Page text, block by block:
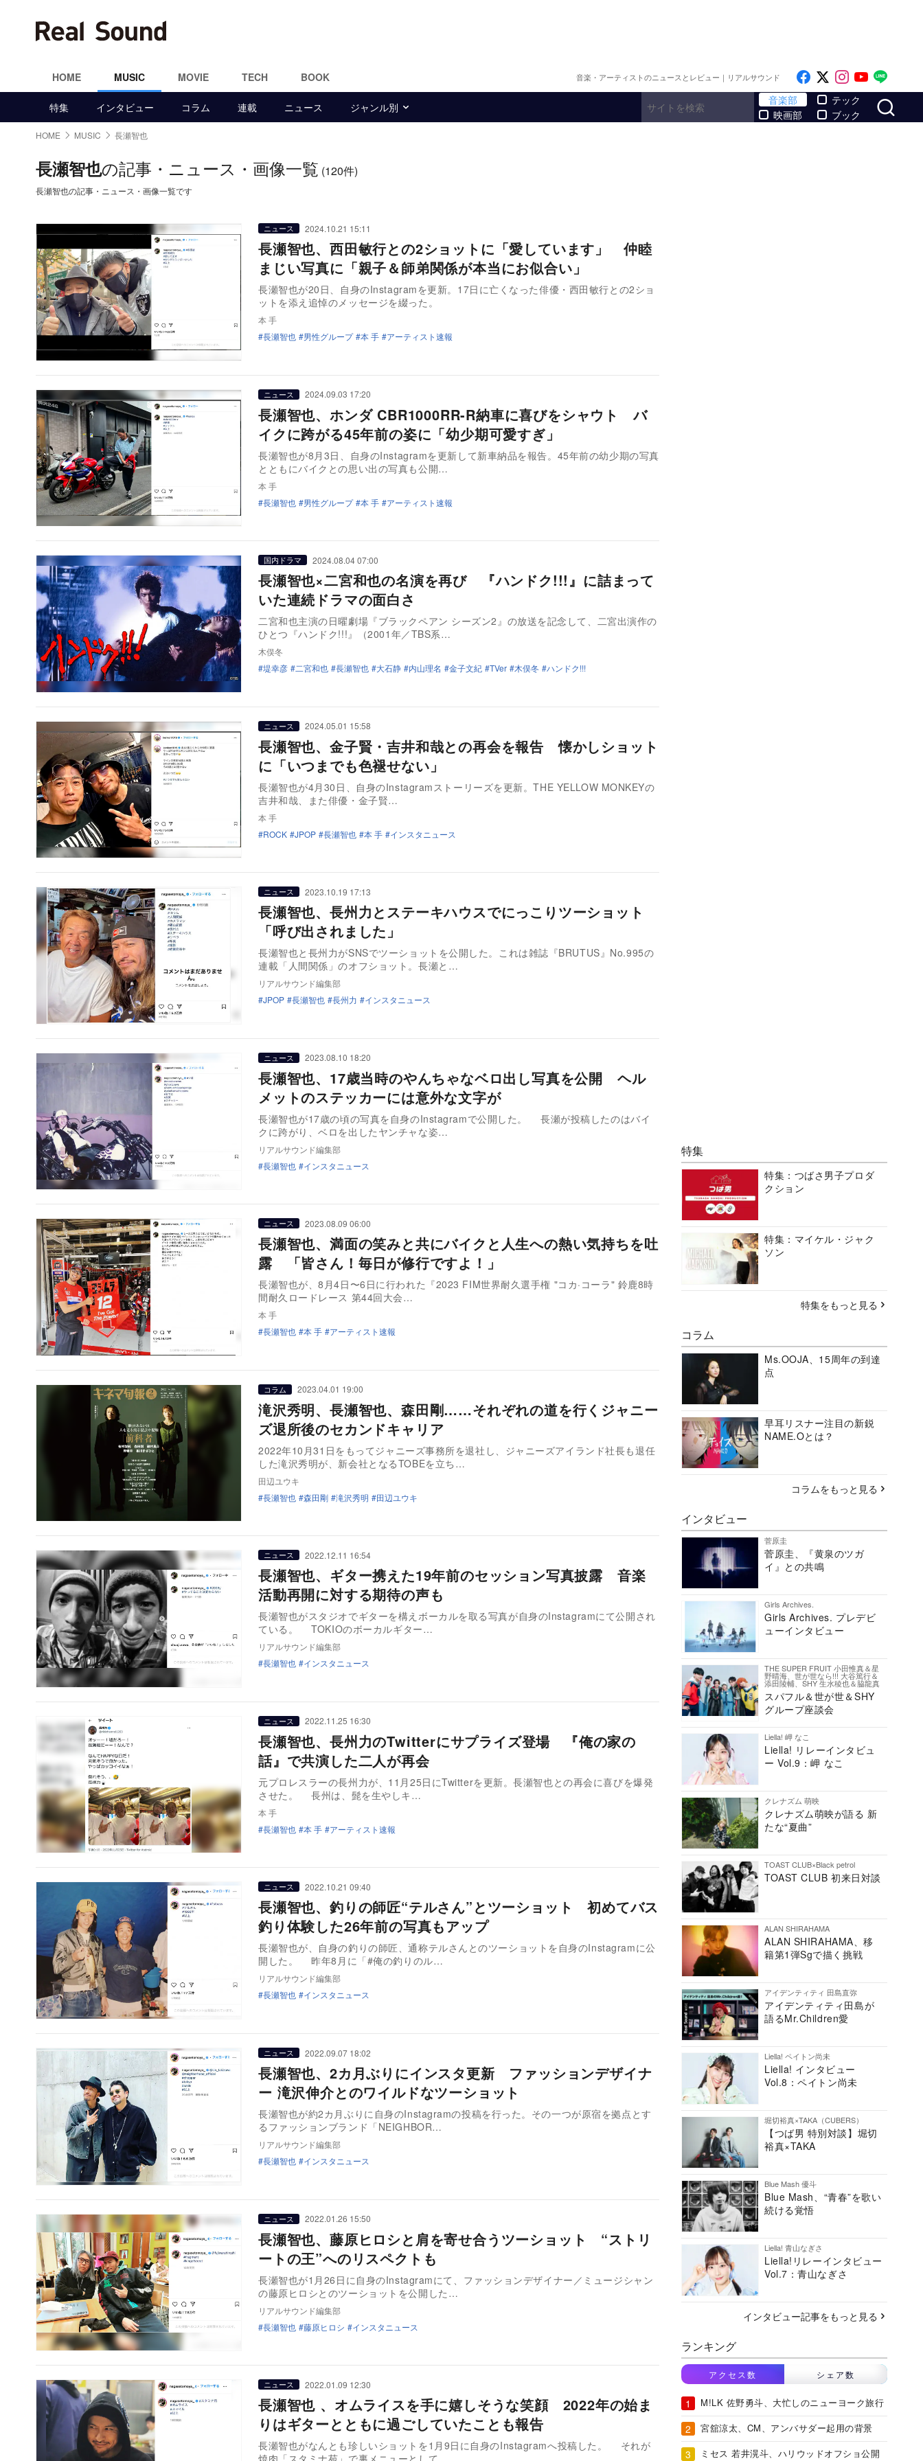
HOME MUSIC MOVIE TECH BOOK 音楽・アーティストのニュースとレビュー｜リアルサウンド Like on Facebook
Follow on x
Follow on
Follow
特集 インタビュー コラム 連載 ニュース ジャンル別
音楽部
映画部
テック
ブック
HOME MUSIC 長瀬智也
長瀬智也の記事・ニュース・画像一覧 (120件)
長瀬智也の記事・ニュース・画像一覧です
ニュース 2024.10.21 15:11
長瀬智也、西田敏行との2ショットに「愛しています」 仲睦
まじい写真に「親子＆師弟関係が本当にお似合い」
長瀬智也が20日、自身のInstagramを更新。17日に亡くなった俳優・西田敏行との2ショ
ットを添え追悼のメッセージを綴った。
本 手
長瀬智也
男性グループ 本 手 アーティスト速報
ニュース 2024.09.03 17:20
長瀬智也、ホンダ CBR1000RR-R納車に喜びをシャウト バ
イクに跨がる45年前の姿に「幼少期可愛すぎ」
長瀬智也が8月3日、自身のInstagramを更新して新車納品を報告。45年前の幼少期の写真
とともにバイクとの思い出の写真も公開…
本 手
長瀬智也
男性グループ 本 手 アーティスト速報
国内ドラマ 2024.08.04 07:00
長瀬智也×二宮和也の名演を再び 『ハンドク!!!』に詰まって
いた連続ドラマの面白さ
二宮和也主演の日曜劇場『ブラックペアン シーズン2』の放送を記念して、二宮出演作の
ひとつ『ハンドク!!!』（2001年／TBS系…
木俣冬
堤幸彦
二宮和也 長瀬智也 大石静 内山理名 金子文紀 TVer 木俣冬 ハンドク!!!
ニュース 2024.05.01 15:58
長瀬智也、金子賢・吉井和哉との再会を報告 懐かしショット
に「いつまでも色褪せない」
長瀬智也が4月30日、自身のInstagramストーリーズを更新。THE YELLOW MONKEYの
吉井和哉、また俳優・金子賢…
本 手
ROCK
JPOP 長瀬智也 本 手 インスタニュース
ニュース 2023.10.19 17:13
長瀬智也、長州力とステーキハウスでにっこりツーショット
「呼び出されました」
長瀬智也と長州力がSNSでツーショットを公開した。これは雑誌『BRUTUS』No.995の
連載「人間関係」のオフショット。長瀬と…
リアルサウンド編集部
JPOP
長瀬智也 長州力 インスタニュース
ニュース 2023.08.10 18:20
長瀬智也、17歳当時のやんちゃなベロ出し写真を公開 ヘル
メットのステッカーには意外な文字が
長瀬智也が17歳の頃の写真を自身のInstagramで公開した。 長瀬が投稿したのはバイ
クに跨がり、ベロを出したヤンチャな姿…
リアルサウンド編集部
長瀬智也
インスタニュース
ニュース 2023.08.09 06:00
長瀬智也、満面の笑みと共にバイクと人生への熱い気持ちを吐
露 「皆さん！毎日が修行ですよ！」
長瀬智也が、8月4日〜6日に行われた『2023 FIM世界耐久選手権 "コカ·コーラ" 鈴鹿8時
間耐久ロードレース 第44回大会…
本 手
長瀬智也
本 手 アーティスト速報
コラム 2023.04.01 19:00
滝沢秀明、長瀬智也、森田剛……それぞれの道を行くジャニー
ズ退所後のセカンドキャリア
2022年10月31日をもってジャニーズ事務所を退社し、ジャニーズアイランド社長も退任
した滝沢秀明が、新会社となるTOBEを立ち…
田辺ユウキ
長瀬智也
森田剛 滝沢秀明 田辺ユウキ
ニュース 2022.12.11 16:54
長瀬智也、ギター携えた19年前のセッション写真披露 音楽
活動再開に対する期待の声も
長瀬智也がスタジオでギターを構えボーカルを取る写真が自身のInstagramにて公開され
ている。 TOKIOのボーカルギター…
リアルサウンド編集部
長瀬智也
インスタニュース
ニュース 2022.11.25 16:30
長瀬智也、長州力のTwitterにサプライズ登場 『俺の家の
話』で共演した二人が再会
元プロレスラーの長州力が、11月25日にTwitterを更新。長瀬智也との再会に喜びを爆発
させた。 長州は、髭を生やしキ…
本 手
長瀬智也
本 手 アーティスト速報
ニュース 2022.10.21 09:40
長瀬智也、釣りの師匠“テルさん”とツーショット 初めてバス
釣り体験した26年前の写真もアップ
長瀬智也が、自身の釣りの師匠、通称テルさんとのツーショットを自身のInstagramに公
開した。 昨年8月に「#俺の釣りのル…
リアルサウンド編集部
長瀬智也
インスタニュース
ニュース 2022.09.07 18:02
長瀬智也、2カ月ぶりにインスタ更新 ファッションデザイナ
ー 滝沢伸介とのワイルドなツーショット
長瀬智也が約2カ月ぶりに自身のInstagramの投稿を行った。その一つが原宿を拠点とす
るファッションブランド「NEIGHBOR…
リアルサウンド編集部
長瀬智也
インスタニュース
ニュース 2022.01.26 15:50
長瀬智也、藤原ヒロシと肩を寄せ合うツーショット “ストリ
ートの王”へのリスペクトも
長瀬智也が1月26日に自身のInstagramにて、ファッションデザイナー／ミュージシャン
の藤原ヒロシとのツーショットを公開した…
リアルサウンド編集部
長瀬智也
藤原ヒロシ インスタニュース
ニュース 2022.01.09 12:30
長瀬智也 、オムライスを手に嬉しそうな笑顔 2022年の始ま
りはギターとともに過ごしていたことも報告
長瀬智也がなんとも珍しいショットを1月9日に自身のInstagramへ投稿した。 それが
特集
特集：つばさ男子プロダ
クション
特集：マイケル・ジャク
ソン
特集をもっと見る
コラム
Ms.OOJA、15周年の到達
点
早耳リスナー注目の新鋭
NAME.Oとは？
コラムをもっと見る
インタビュー
菅原圭
菅原圭、『黄泉のツガ
イ』との共鳴
Girls Archives.
Girls Archives. プレデビ
ューインタビュー
THE SUPER FRUIT 小田惟真＆星
野晴海、世が世なら!!! 大谷篤行＆
添田陵輔、SHY 生水稜也＆脇龍真
スパフル＆世が世＆SHY
グループ座談会
Liella! 岬 なこ
Liella! リレーインタビュ
ー Vol.9：岬 なこ
クレナズム 萌映
クレナズム萌映が語る 新
たな“夏曲”
TOAST CLUB×Black petrol
TOAST CLUB 初来日対談
ALAN SHIRAHAMA
ALAN SHIRAHAMA、移
籍第1弾Sgで描く挑戦
アイデンティティ 田島直弥
アイデンティティ田島が
語るMr.Children愛
Liella! ペイトン尚未
Liella! インタビュー
Vol.8：ペイトン尚未
堀切裕真×TAKA（CUBERS）
【つば男 特別対談】堀切
裕真×TAKA
Blue Mash 優斗
Blue Mash、“青春”を歌い
続ける覚悟
Liella! 青山なぎさ
Liella!リレーインタビュー
Vol.7：青山なぎさ
インタビュー記事をもっと見る
ランキング
アクセス数 シェア数
M!LK 佐野勇斗、大忙しのニューヨーク旅行
宮舘涼太、CM、アンバサダー起用の背景
ミセス 若井滉斗、ハリウッドオフショ公開